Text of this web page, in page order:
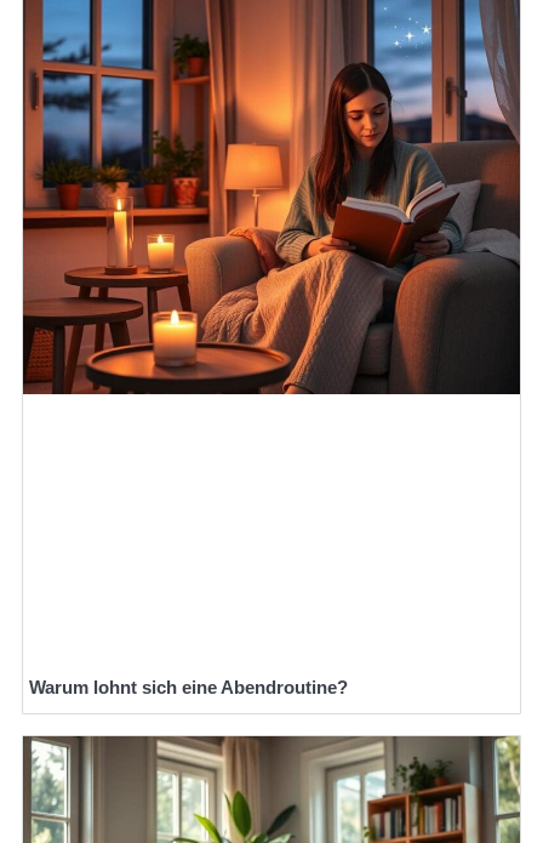
Warum lohnt sich eine Abendroutine?